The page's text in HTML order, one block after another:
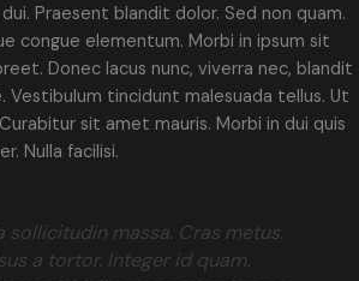
Praesent blandit dolor. Sed non quam.
congue elementum. Morbi in ipsum sit
Donec lacus nunc, viverra nec, blandit
Vestibulum tincidunt malesuada tellus. Ut
sit amet mauris. Morbi in dui quis
Nulla facilisi.
sollicitudin massa. Cras metus.
a tortor. Integer id quam.